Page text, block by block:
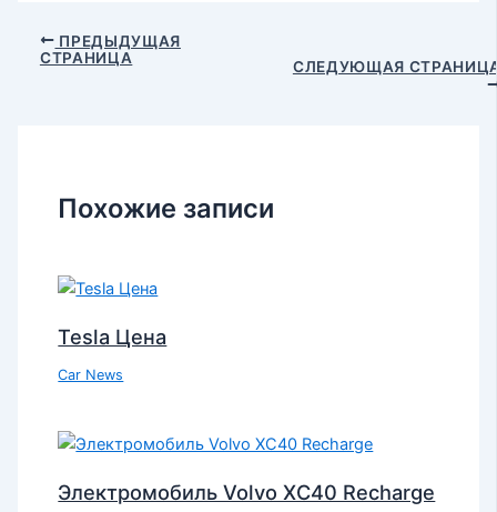
ПРЕДЫДУЩАЯ
СТРАНИЦА
СЛЕДУЮЩАЯ
Похожие записи
Tesla Цена
Car News
Электромобиль Volvo XC40 Recharge